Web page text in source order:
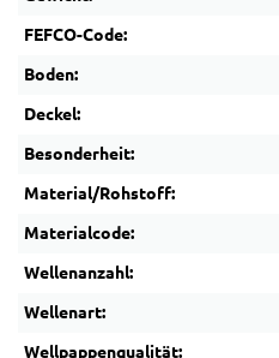
FEFCO-Code:
Boden:
Deckel:
Besonderheit:
Material/Rohstoff:
Materialcode:
Wellenanzahl:
Wellenart:
Wellpappenqualität: